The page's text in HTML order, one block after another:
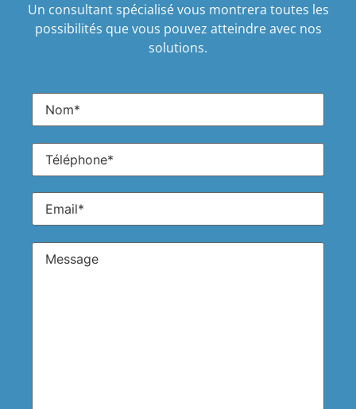
Un consultant spécialisé vous montrera toutes les
possibilités que vous pouvez atteindre avec nos
solutions.